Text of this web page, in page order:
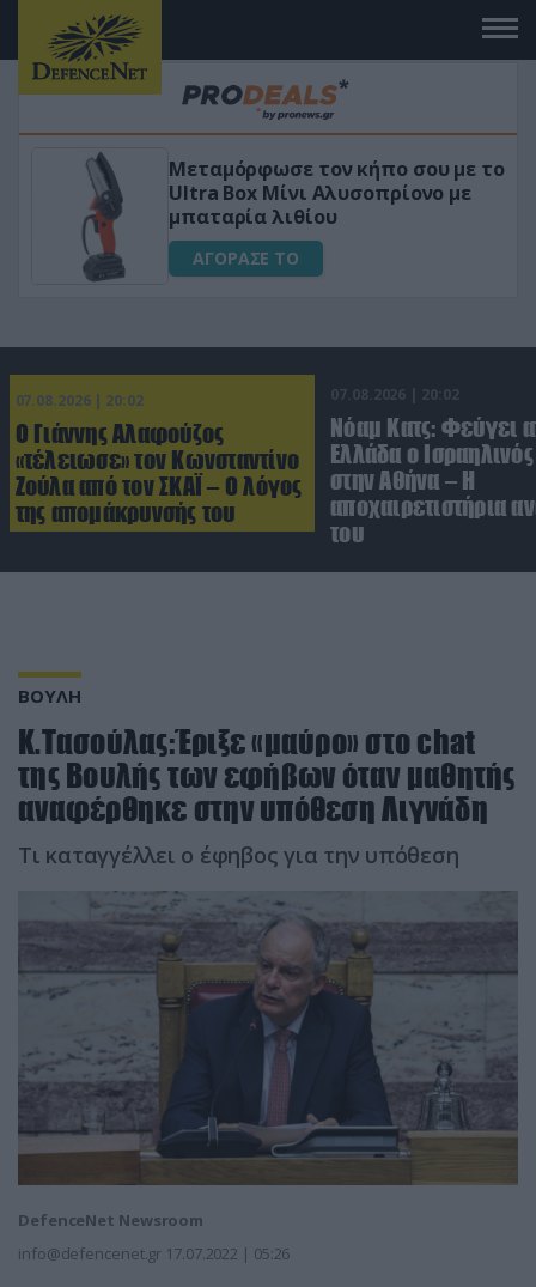
«Μαγική» φόρμουλα τριβόλι +
για αύξηση της λίμπιντο
ΑΓΟΡΑΣΕ ΤΟ
07.08.2026 | 20:02
Ο Γιάννης Αλαφούζος
«τέλειωσε» τον Κωνσταντίνο
Ζούλα από τον ΣΚΑΪ – Ο λόγος
της απομάκρυνσής του
07.08.2026 | 20:02
Νόαμ Κατς: Φεύγει
Ελλάδα ο
στην Αθήνα – Η
αποχαιρετιστήρια
του
ΒΟΥΛΗ
Κ.Τασούλας:Έριξε «μαύρο» στο chat
της Βουλής των εφήβων όταν μαθητής
αναφέρθηκε στην υπόθεση Λιγνάδη
Τι καταγγέλλει ο έφηβος για την υπόθεση
DefenceNet Newsroom
info@defencenet.gr 17.07.2022 | 05:26